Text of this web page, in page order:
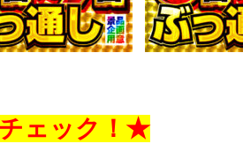
ェック！★